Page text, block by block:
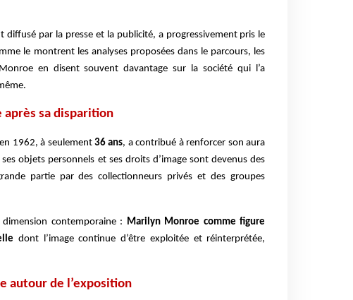
diffusé par la presse et la publicité, a progressivement pris le
le montrent les analyses proposées dans le parcours, les
en disent souvent davantage sur la société qui l’a
sa disparition
1962, à seulement 36 ans, a contribué à renforcer son aura
objets personnels et ses droits d’image sont devenus des
partie par des collectionneurs privés et des groupes
dimension contemporaine : Marilyn Monroe comme figure
dont l’image continue d’être exploitée et réinterprétée,
autour de l’exposition